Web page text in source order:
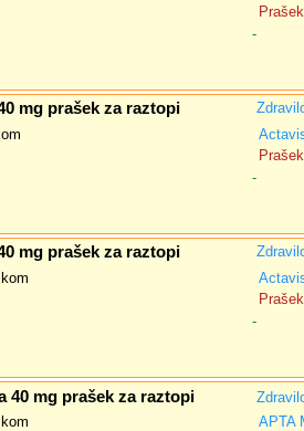
-
mg prašek za raztopi
-
mg prašek za raztopi
-
40 mg prašek za raztopi
APTA